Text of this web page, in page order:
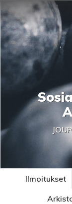
Ilmoitukset